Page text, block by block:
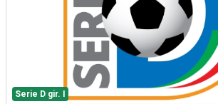
Serie D gir. I